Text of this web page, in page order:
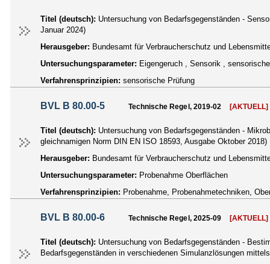
Titel (deutsch): Untersuchung von Bedarfsgegenständen -
Januar 2024)
Herausgeber: Bundesamt für Verbraucherschutz und
Untersuchungsparameter: Eigengeruch , Sensorik ,
Verfahrensprinzipien: sensorische Prüfung
BVL B 80.00-5 Technische Regel, 2019-02 [AKTUELL]
Titel (deutsch): Untersuchung von Bedarfsgegenständen -
gleichnamigen Norm DIN EN ISO 18593, Ausgabe Oktober 2018)
Herausgeber: Bundesamt für Verbraucherschutz und
Untersuchungsparameter: Probenahme Oberflächen
Verfahrensprinzipien: Probenahme, Probenahmetechniken,
BVL B 80.00-6 Technische Regel, 2025-09 [AKTUELL]
Titel (deutsch): Untersuchung von Bedarfsgegenständen -
Bedarfsgegenständen in verschiedenen Simulanzlösungen